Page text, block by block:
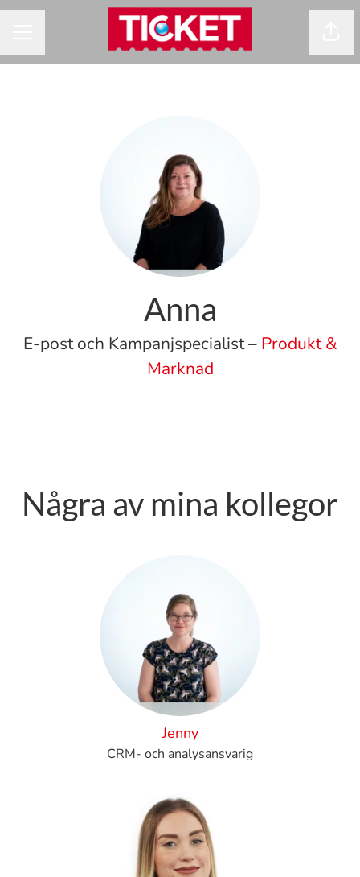
Anna
E-post och Kampanjspecialist – Produkt &
Marknad
Några av mina kollegor
Jenny
CRM- och analysansvarig